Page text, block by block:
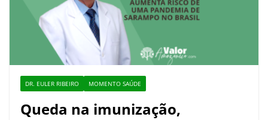
DR. EULER RIBEIRO MOMENTO SAÚDE
Queda na imunização,